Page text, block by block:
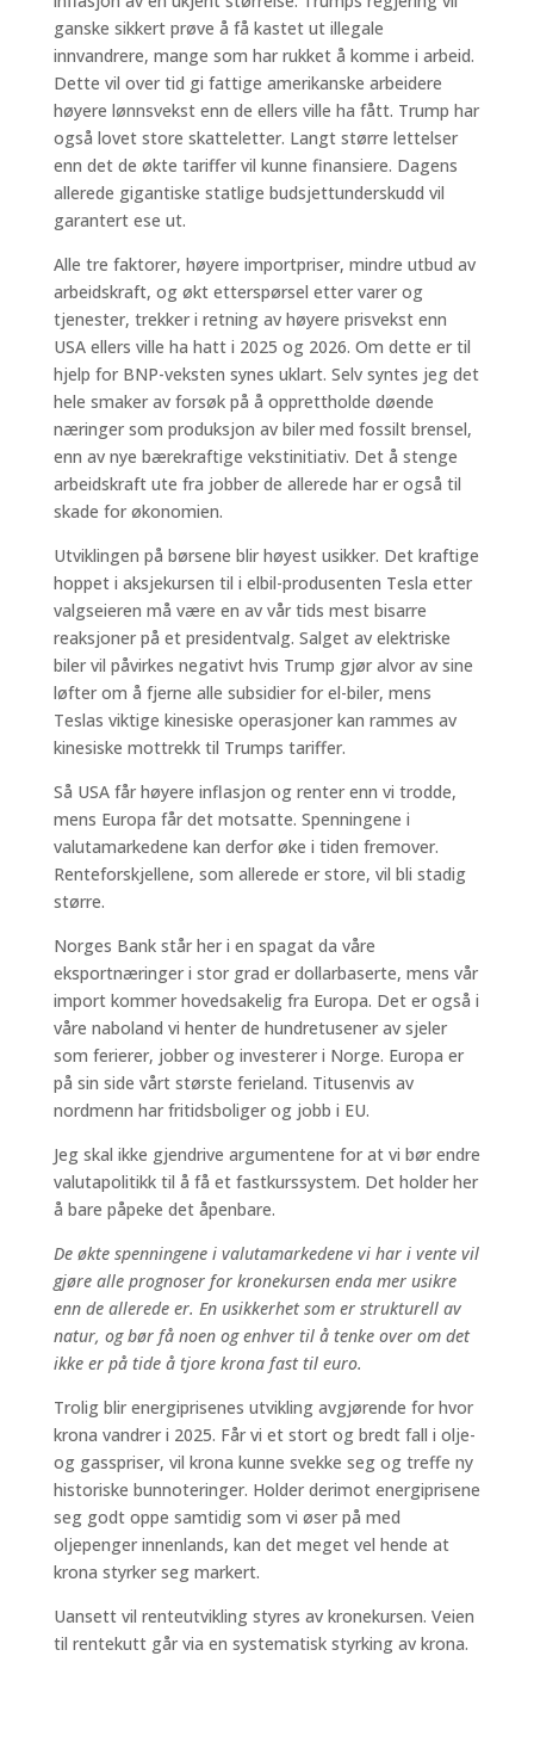
ganske sikkert prøve å få kastet ut illegale
innvandrere, mange som har rukket å komme i arbeid.
Dette vil over tid gi fattige amerikanske arbeidere
høyere lønnsvekst enn de ellers ville ha fått. Trump har
også lovet store skatteletter. Langt større lettelser
enn det de økte tariffer vil kunne finansiere. Dagens
allerede gigantiske statlige budsjettunderskudd vil
garantert ese ut.
Alle tre faktorer, høyere importpriser, mindre utbud av
arbeidskraft, og økt etterspørsel etter varer og
tjenester, trekker i retning av høyere prisvekst enn
USA ellers ville ha hatt i 2025 og 2026. Om dette er til
hjelp for BNP-veksten synes uklart. Selv syntes jeg det
hele smaker av forsøk på å opprettholde døende
næringer som produksjon av biler med fossilt brensel,
enn av nye bærekraftige vekstinitiativ. Det å stenge
arbeidskraft ute fra jobber de allerede har er også til
skade for økonomien.
Utviklingen på børsene blir høyest usikker. Det kraftige
hoppet i aksjekursen til i elbil-produsenten Tesla etter
valgseieren må være en av vår tids mest bisarre
reaksjoner på et presidentvalg. Salget av elektriske
biler vil påvirkes negativt hvis Trump gjør alvor av sine
løfter om å fjerne alle subsidier for el-biler, mens
Teslas viktige kinesiske operasjoner kan rammes av
kinesiske mottrekk til Trumps tariffer.
Så USA får høyere inflasjon og renter enn vi trodde,
mens Europa får det motsatte. Spenningene i
valutamarkedene kan derfor øke i tiden fremover.
Renteforskjellene, som allerede er store, vil bli stadig
større.
Norges Bank står her i en spagat da våre
eksportnæringer i stor grad er dollarbaserte, mens vår
import kommer hovedsakelig fra Europa. Det er også i
våre naboland vi henter de hundretusener av sjeler
som ferierer, jobber og investerer i Norge. Europa er
på sin side vårt største ferieland. Titusenvis av
nordmenn har fritidsboliger og jobb i EU.
Jeg skal ikke gjendrive argumentene for at vi bør endre
valutapolitikk til å få et fastkurssystem. Det holder her
å bare påpeke det åpenbare.
De økte spenningene i valutamarkedene vi har i vente vil
gjøre alle prognoser for kronekursen enda mer usikre
enn de allerede er. En usikkerhet som er strukturell av
natur, og bør få noen og enhver til å tenke over om det
ikke er på tide å tjore krona fast til euro.
Trolig blir energiprisenes utvikling avgjørende for hvor
krona vandrer i 2025. Får vi et stort og bredt fall i olje-
og gasspriser, vil krona kunne svekke seg og treffe ny
historiske bunnoteringer. Holder derimot energiprisene
seg godt oppe samtidig som vi øser på med
oljepenger innenlands, kan det meget vel hende at
krona styrker seg markert.
Uansett vil renteutvikling styres av kronekursen. Veien
til rentekutt går via en systematisk styrking av krona.